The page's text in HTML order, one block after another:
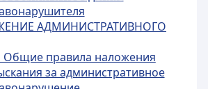
АДМИНИСТРАТИВНОГО
Общие правила наложения
за административное